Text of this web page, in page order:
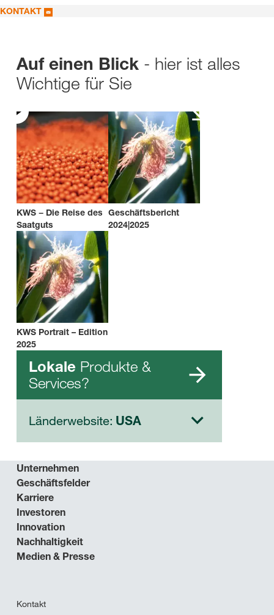
KONTAKT
Auf einen Blick - hier ist alles
Wichtige für Sie
KWS − Die Reise des
Saatguts
Geschäftsbericht
2024|2025
KWS Portrait – Edition
2025
Lokale Produkte &
Services?
Länderwebsite: USA
Unternehmen
Geschäftsfelder
Karriere
Investoren
Innovation
Nachhaltigkeit
Medien & Presse
Kontakt